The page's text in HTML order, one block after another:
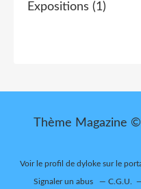
Expositions (1)
Thème Magazine
Voir le profil de dyloke sur le
Signaler un abus C.G.U.